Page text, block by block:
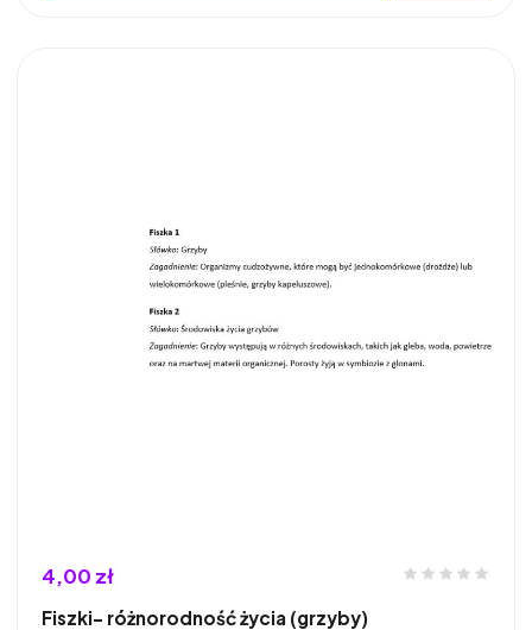
4,00 zł
Fiszki- różnorodność życia (grzyby)